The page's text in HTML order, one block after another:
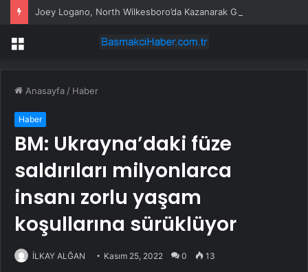
Menü
Anasayfa / Haber
Haber
BM: Ukrayna’daki füze
saldırıları milyonlarca
insanı zorlu yaşam
koşullarına sürüklüyor
İLKAY ALĞAN Kasım 25, 2022 0 13